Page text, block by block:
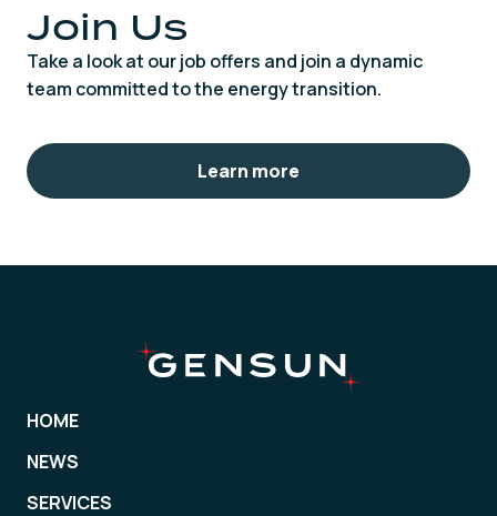
Join Us
Take a look at our job offers and join a dynamic
team committed to the energy transition.
Learn more
HOME
NEWS
SERVICES